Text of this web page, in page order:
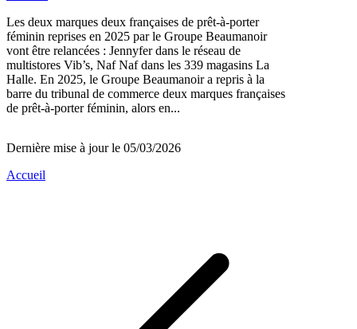
Les deux marques deux françaises de prêt-à-porter
féminin reprises en 2025 par le Groupe Beaumanoir
vont être relancées : Jennyfer dans le réseau de
multistores Vib’s, Naf Naf dans les 339 magasins La
Halle. En 2025, le Groupe Beaumanoir a repris à la
barre du tribunal de commerce deux marques françaises
de prêt-à-porter féminin, alors en...
Dernière mise à jour le 05/03/2026
Accueil